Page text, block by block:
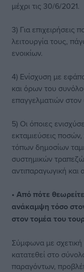
μέχρι τις 30/6/2021.
3) Για επιχειρήσεις
λειτουργία τους,
ενοικίων.
4) Ενίσχυση με
και όρων του
επαγγελματιών στον
5) Οι όποιες
εκταμιεύσεις
τόπων δημοσίων
συστημικών
αντιπαραγωγική και
• Από πότε
ανάκαμψη τόσο
στον τομέα του
Σύμφωνα με σχετική
κατατεθεί στο
παραγόντων,